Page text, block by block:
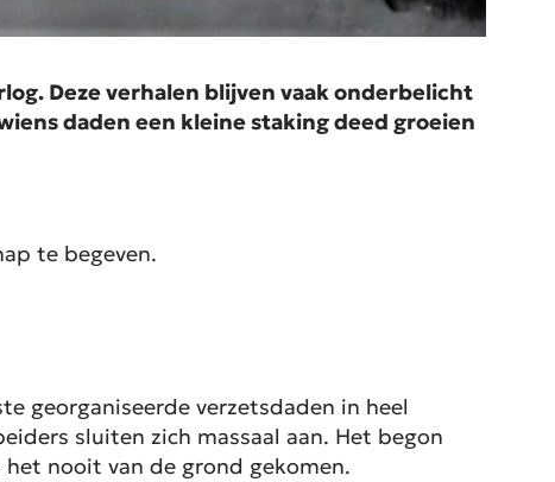
Deze verhalen blijven vaak onderbelicht
daden een kleine staking deed groeien
te begeven.
georganiseerde verzetsdaden in heel
sluiten zich massaal aan. Het begon
nooit van de grond gekomen.